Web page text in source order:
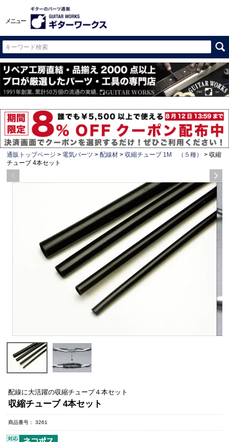
メニュー
通販トップページ 電気パーツ 配線材 収縮チューブ 1M （５種）
収縮
チューブ 4本セット
配線に大活躍の収縮チューブ４本セット
収縮チューブ 4本セット
商品番号 3261